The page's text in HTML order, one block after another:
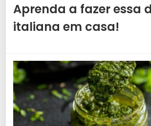
Aprenda a fazer essa
italiana em casa!